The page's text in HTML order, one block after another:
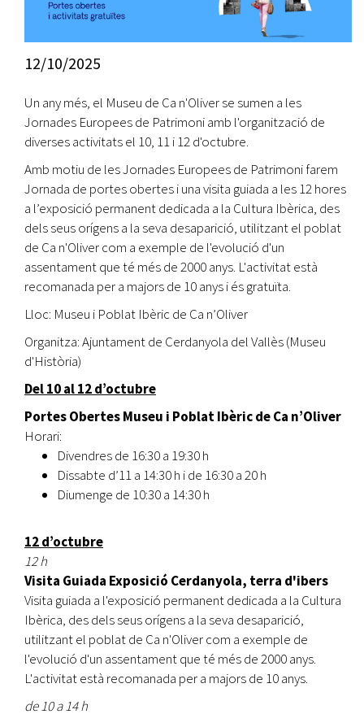
12/10/2025
Un any més, el Museu de Ca n'Oliver se sumen a les
Jornades Europees de Patrimoni amb l'organització de
diverses activitats el 10, 11 i 12 d'octubre.
Amb motiu de les Jornades Europees de Patrimoni farem
Jornada de portes obertes i una visita guiada a les 12 hores
a l’exposició permanent dedicada a la Cultura Ibèrica, des
dels seus orígens a la seva desaparició, utilitzant el poblat
de Ca n'Oliver com a exemple de l'evolució d'un
assentament que té més de 2000 anys. L'activitat està
recomanada per a majors de 10 anys i és gratuïta.
Lloc: Museu i Poblat Ibèric de Ca n’Oliver
Organitza: Ajuntament de Cerdanyola del Vallès (Museu
d'Història)
Del 10 al 12 d’octubre
Portes Obertes Museu i Poblat Ibèric de Ca n’Oliver
Horari:
Divendres de 16:30 a 19:30 h
Dissabte d’11 a 14:30 h i de 16:30 a 20 h
Diumenge de 10:30 a 14:30 h
12 d’octubre
12 h
Visita Guiada Exposició Cerdanyola, terra d'ibers
Visita guiada a l'exposició permanent dedicada a la Cultura
Ibèrica, des dels seus orígens a la seva desaparició,
utilitzant el poblat de Ca n'Oliver com a exemple de
l'evolució d'un assentament que té més de 2000 anys.
L'activitat està recomanada per a majors de 10 anys.
de 10 a 14 h